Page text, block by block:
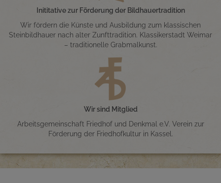
Inititative zur Förderung der Bildhauertradition
Wir fördern die Künste und Ausbildung zum klassischen
Steinbildhauer nach alter Zunfttradition. Klassikerstadt Weimar
– traditionelle Grabmalkunst.
Wir sind Mitglied
Arbeitsgemeinschaft Friedhof und Denkmal e.V. Verein zur
Förderung der Friedhofkultur in Kassel.